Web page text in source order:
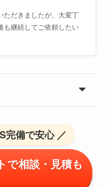
ただきましたが、大変丁
も継続してご依頼したい
完備で安心 ／
で相談・見積も